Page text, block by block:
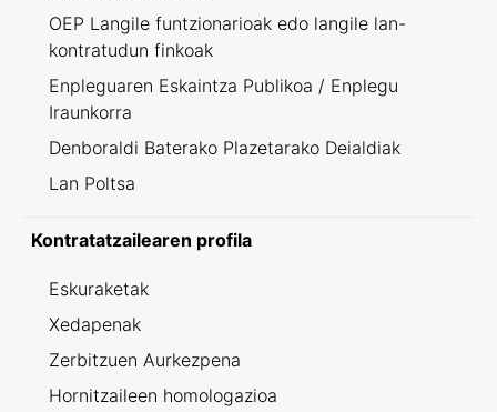
OEP Langile funtzionarioak edo langile lan-
kontratudun finkoak
Enpleguaren Eskaintza Publikoa / Enplegu
Iraunkorra
Denboraldi Baterako Plazetarako Deialdiak
Lan Poltsa
Kontratatzailearen profila
Eskuraketak
Xedapenak
Zerbitzuen Aurkezpena
Hornitzaileen homologazioa